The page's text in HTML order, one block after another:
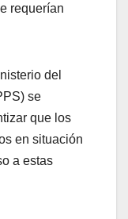
requerían
del
se
que los
en situación
a estas